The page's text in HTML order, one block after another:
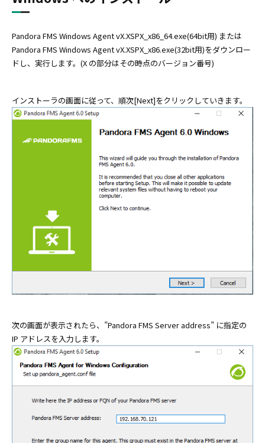
Pandora FMS Windows Agent vX.XSPX_x86_64.exe(64bit用) または
Pandora FMS Windows Agent vX.XSPX_x86.exe(32bit用)をダウンロー
ドし、実行します。(X の部分はその時点のバージョン番号)
インストーラの画面に従って、順次[Next]をクリックしていきます。
次の画面が表示されたら、”Pandora FMS Server address” に指定の
IP アドレスを入力します。